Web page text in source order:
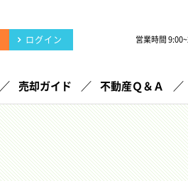
ログイン 営業時間
売却ガイド 不動産Ｑ＆Ａ